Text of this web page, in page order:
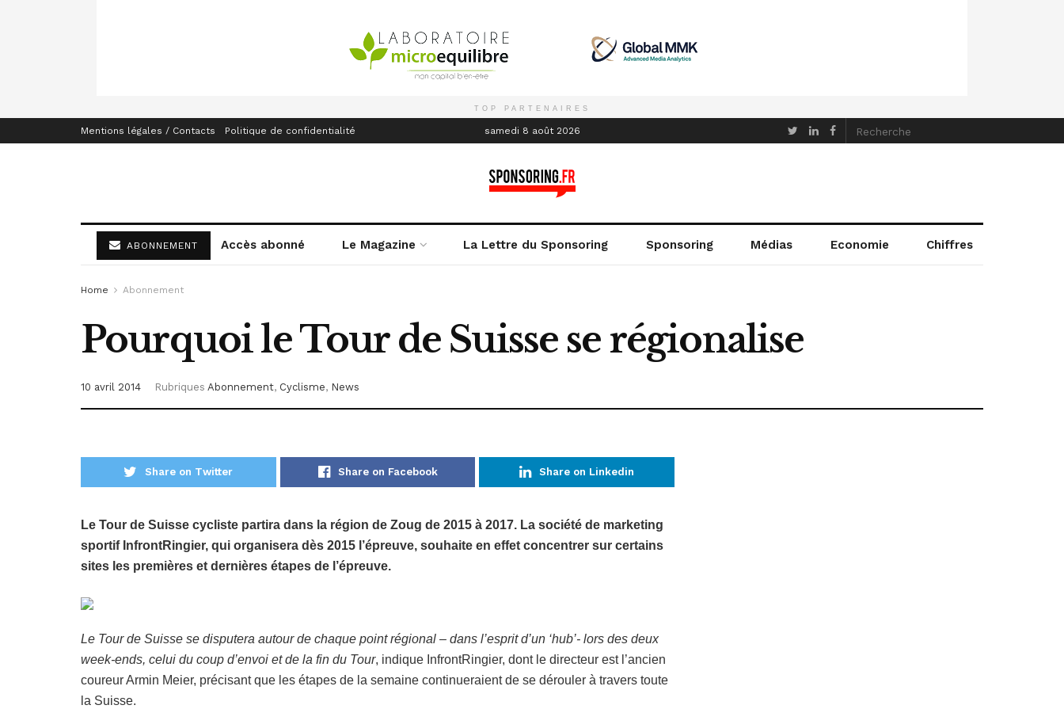
TOP PARTENAIRES
Mentions légales / Contacts Politique de confidentialité samedi 8 août 2026
ABONNEMENT Accès abonné Le Magazine La Lettre du Sponsoring Sponsoring Médias Economie Chiffres
Home Abonnement
Pourquoi le Tour de Suisse se régionalise
10 avril 2014 Rubriques Abonnement, Cyclisme, News
Share on Twitter Share on Facebook Share on Linkedin
Le Tour de Suisse cycliste partira dans la région de Zoug de 2015 à 2017. La société de marketing
sportif InfrontRingier, qui organisera dès 2015 l’épreuve, souhaite en effet concentrer sur certains
sites les premières et dernières étapes de l’épreuve.
Le Tour de Suisse se disputera autour de chaque point régional – dans l’esprit d’un ‘hub’- lors des deux
week-ends, celui du coup d’envoi et de la fin du Tour, indique InfrontRingier, dont le directeur est l’ancien
coureur Armin Meier, précisant que les étapes de la semaine continueraient de se dérouler à travers toute
la Suisse.